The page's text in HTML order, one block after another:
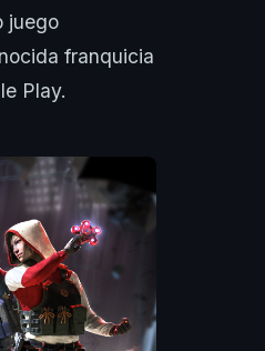
juego
franquicia
Play.